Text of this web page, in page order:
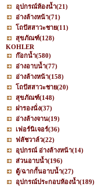
อุปกรณ์ห้องน้ำ(21)
อ่างล้างหน้า(71)
โถปัสสาวะชาย(11)
สุขภัณฑ์(128)
KOHLER
ก๊อกน้ำ(580)
อ่างอาบน้ำ(77)
อ่างล้างหน้า(158)
โถปัสสาวะชาย(20)
สุขภัณฑ์(148)
ฝารองนั่ง(37)
อ่างล้างจาน(19)
เฟอร์นิเจอร์(36)
ฟลัชวาล์ว(22)
อุปกรณ์ อ่างล้างหน้า(14)
ส่วนอาบน้ำ(196)
ตู้/ฉากกั้นอาบน้ำ(27)
อุปกรณ์ประกอบห้องน้ำ(189)